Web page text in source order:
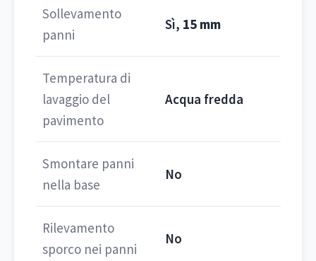
Sollevamento
panni
Sì, 15 mm
Temperatura di
lavaggio del
pavimento
Acqua fredda
Smontare panni
nella base
No
Rilevamento
sporco nei panni
No